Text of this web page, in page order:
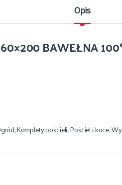
Opis
BAWEŁNA
,Komplety pościeli,Pościel i koce,